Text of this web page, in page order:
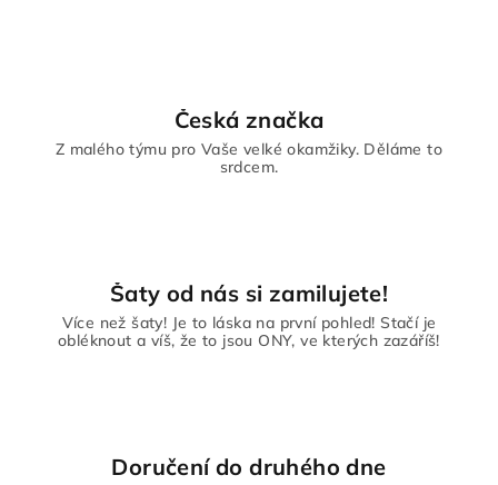
Česká značka
Z malého týmu pro Vaše velké okamžiky. Děláme to
srdcem.
Šaty od nás si zamilujete!
Více než šaty! Je to láska na první pohled! Stačí je
obléknout a víš, že to jsou ONY, ve kterých zazáříš!
Doručení do druhého dne